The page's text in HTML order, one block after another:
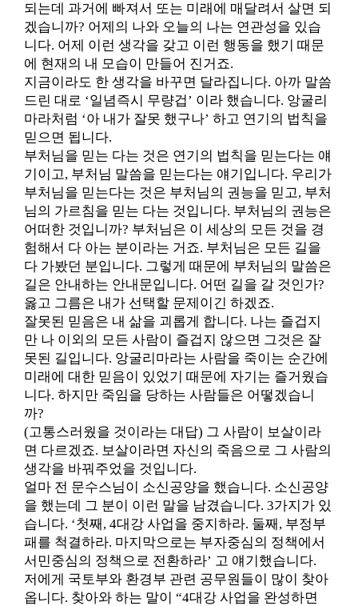
되는데 과거에 빠져서 또는 미래에 매달려서 살면 되
겠습니까? 어제의 나와 오늘의 나는 연관성을 있습
니다. 어제 이런 생각을 갖고 이런 행동을 했기 때문
에 현재의 내 모습이 만들어 진거죠.
지금이라도 한 생각을 바꾸면 달라집니다. 아까 말씀
드린 대로 ‘일념즉시 무량겁’ 이라 했습니다. 앙굴리
마라처럼 ‘아 내가 잘못 했구나’ 하고 연기의 법칙을
믿으면 됩니다.
부처님을 믿는 다는 것은 연기의 법칙을 믿는다는 얘
기이고, 부처님 말씀을 믿는다는 얘기입니다. 우리가
부처님을 믿는다는 것은 부처님의 권능을 믿고, 부처
님의 가르침을 믿는 다는 것입니다. 부처님의 권능은
어떠한 것입니까? 부처님은 이 세상의 모든 것을 경
험해서 다 아는 분이라는 거죠. 부처님은 모든 길을
다 가봤던 분입니다. 그렇게 때문에 부처님의 말씀은
길은 안내하는 안내문입니다. 어떤 길을 갈 것인가?
옳고 그름은 내가 선택할 문제이긴 하겠죠.
잘못된 믿음은 내 삶을 괴롭게 합니다. 나는 즐겁지
만 나 이외의 모든 사람이 즐겁지 않으면 그것은 잘
못된 길입니다. 앙굴리마라는 사람을 죽이는 순간에
미래에 대한 믿음이 있었기 때문에 자기는 즐거웠습
니다. 하지만 죽임을 당하는 사람들은 어떻겠습니
까?
(고통스러웠을 것이라는 대답) 그 사람이 보살이라
면 다르겠죠. 보살이라면 자신의 죽음으로 그 사람의
생각을 바꿔주었을 것입니다.
얼마 전 문수스님이 소신공양을 했습니다. 소신공양
을 했는데 그 분이 이런 말을 남겼습니다. 3가지가 있
습니다. ‘첫째, 4대강 사업을 중지하라. 둘째, 부정부
패를 척결하라. 마지막으로는 부자중심의 정책에서
서민중심의 정책으로 전환하라’ 고 얘기했습니다.
저에게 국토부와 환경부 관련 공무원들이 많이 찾아
옵니다. 찾아와 하는 말이 “4대강 사업을 완성하면